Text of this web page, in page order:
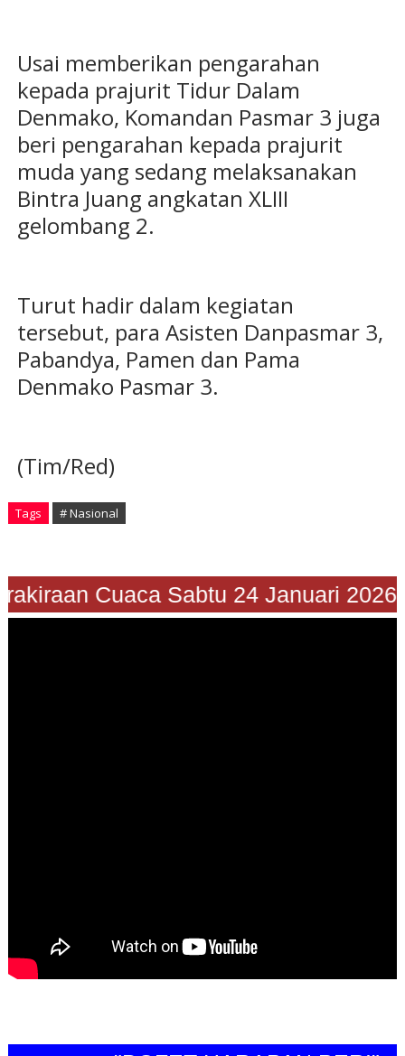
Usai memberikan pengarahan
kepada prajurit Tidur Dalam
Denmako, Komandan Pasmar 3 juga
beri pengarahan kepada prajurit
muda yang sedang melaksanakan
Bintra Juang angkatan XLIII
gelombang 2.
Turut hadir dalam kegiatan
tersebut, para Asisten Danpasmar 3,
Pabandya, Pamen dan Pama
Denmako Pasmar 3.
(Tim/Red)
Tags # Nasional
Cuaca Sabtu 24 Januari